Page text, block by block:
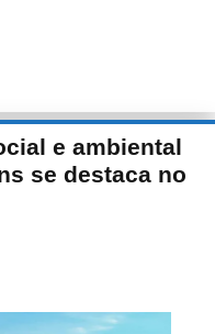
e ambiental
se destaca no